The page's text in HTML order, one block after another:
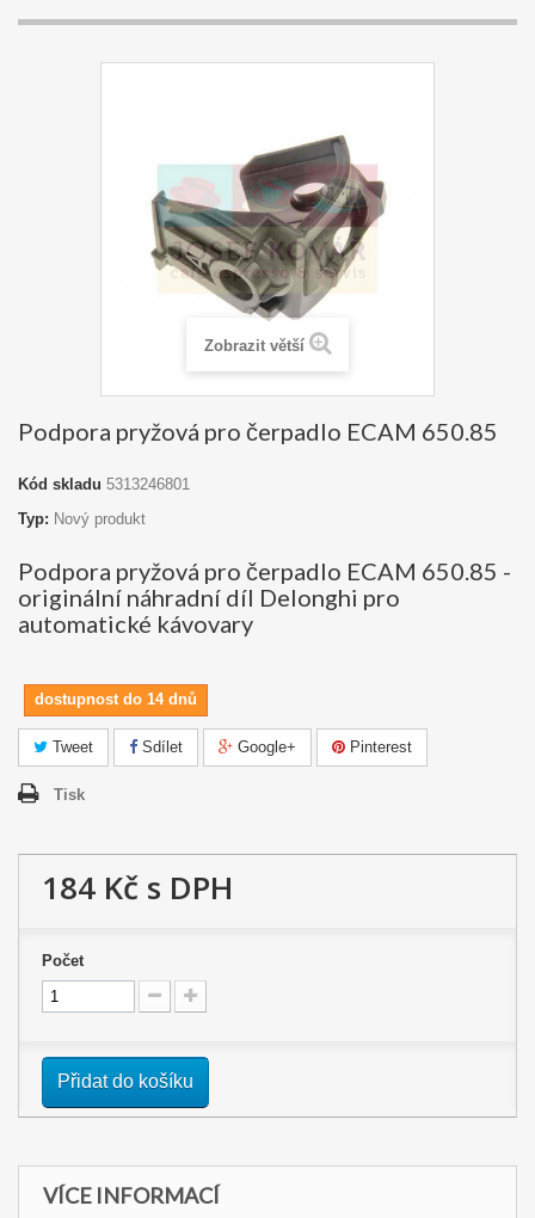
Zobrazit větší
Podpora pryžová pro čerpadlo ECAM 650.85
Kód skladu 5313246801
Typ: Nový produkt
Podpora pryžová pro čerpadlo ECAM 650.85 -
originální náhradní díl Delonghi pro
automatické kávovary
dostupnost do 14 dnů
Tweet Sdílet Google+ Pinterest
Tisk
184 Kč s DPH
Počet
Přidat do košíku
VÍCE INFORMACÍ